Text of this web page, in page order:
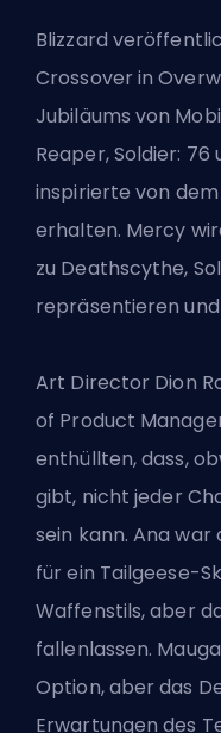
Blizzard
Crossover in
Jubiläums von
Reaper, Soldier:
inspirierte von
erhalten. Mercy
zu Deathscythe,
repräsentieren
Art Director Dion
of Product
enthüllten, dass,
gibt, nicht jeder
sein kann. Ana
für ein Tailgeese-
Waffenstils, aber
fallenlassen.
Option, aber das
Erwartungen des